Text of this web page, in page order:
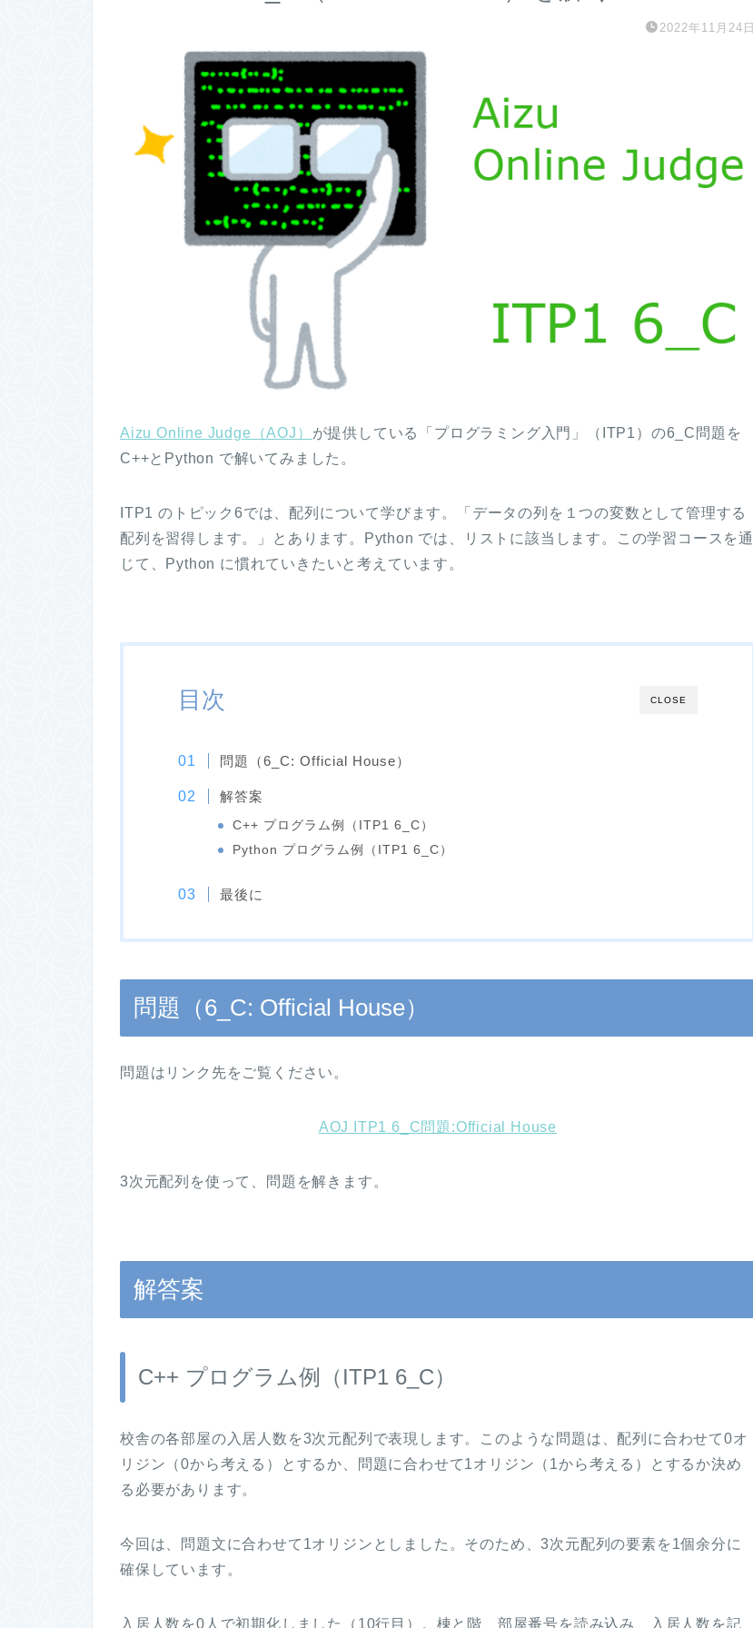
2022年11月24日
Aizu Online Judge（AOJ） が提供している「プログラミング入門」（ITP1）の6_C問題を
C++とPython で解いてみました。
ITP1 のトピック6では、配列について学びます。「データの列を１つの変数として管理する
配列を習得します。」とあります。Python では、リストに該当します。この学習コースを通
じて、Python に慣れていきたいと考えています。
CLOSE
目次
問題（6_C: Official House）
解答案
C++ プログラム例（ITP1 6_C）
Python プログラム例（ITP1 6_C）
最後に
問題（6_C: Official House）
問題はリンク先をご覧ください。
AOJ ITP1 6_C問題:Official House
3次元配列を使って、問題を解きます。
解答案
C++ プログラム例（ITP1 6_C）
校舎の各部屋の入居人数を3次元配列で表現します。このような問題は、配列に合わせて0オ
リジン（0から考える）とするか、問題に合わせて1オリジン（1から考える）とするか決め
る必要があります。
今回は、問題文に合わせて1オリジンとしました。そのため、3次元配列の要素を1個余分に
確保しています。
入居人数を0人で初期化しました（10行目）。棟と階、部屋番号を読み込み、入居人数を記